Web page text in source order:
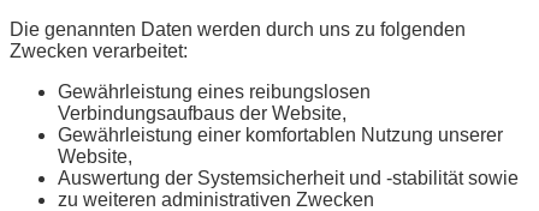
Die genannten Daten werden durch uns zu folgenden
Zwecken verarbeitet:
Gewährleistung eines reibungslosen
Verbindungsaufbaus der Website,
Gewährleistung einer komfortablen Nutzung unserer
Website,
Auswertung der Systemsicherheit und -stabilität sowie
zu weiteren administrativen Zwecken